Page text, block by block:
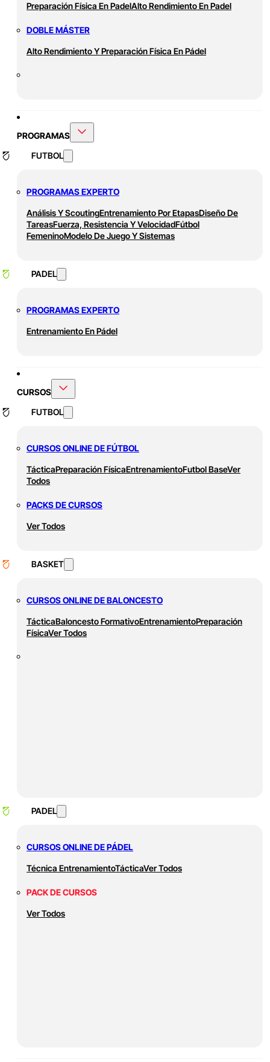
Preparación Física En PadelAlto Rendimiento En Padel
DOBLE MÁSTER
Alto Rendimiento Y Preparación Física En Pádel
PROGRAMAS
FUTBOL
PROGRAMAS EXPERTO
Análisis Y ScoutingEntrenamiento Por EtapasDiseño De
TareasFuerza, Resistencia Y VelocidadFútbol
FemeninoModelo De Juego Y Sistemas
PADEL
PROGRAMAS EXPERTO
Entrenamiento En Pádel
CURSOS
FUTBOL
CURSOS ONLINE DE FÚTBOL
TácticaPreparación FísicaEntrenamientoFutbol BaseVer
Todos
PACKS DE CURSOS
Ver Todos
BASKET
CURSOS ONLINE DE BALONCESTO
TácticaBaloncesto FormativoEntrenamientoPreparación
FísicaVer Todos
PADEL
CURSOS ONLINE DE PÁDEL
Técnica EntrenamientoTácticaVer Todos
PACK DE CURSOS
Ver Todos